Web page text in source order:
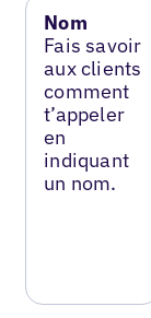
Nom
Fais savoir
aux clients
comment
t’appeler
en
indiquant
un nom.